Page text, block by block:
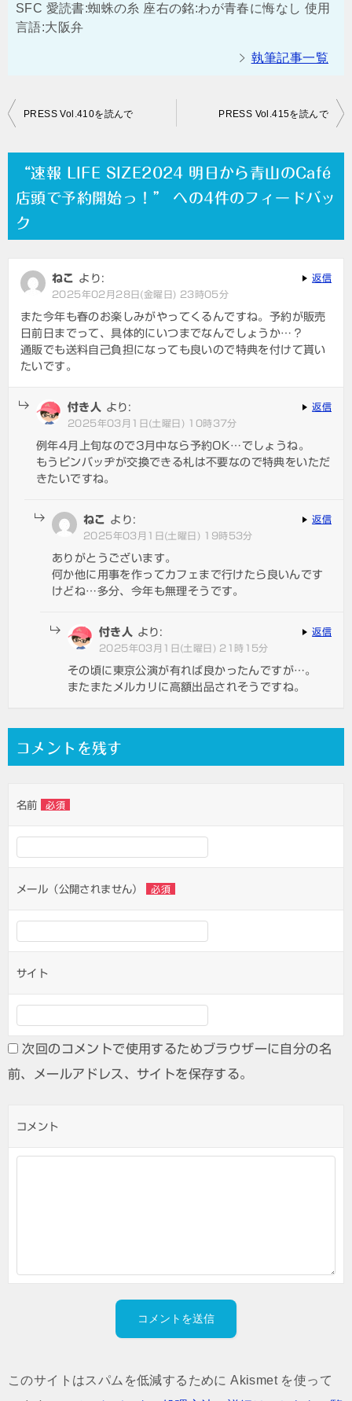
SFC 愛読書:蜘蛛の糸 座右の銘:わが青春に悔なし 使用
言語:大阪弁
執筆記事一覧
投
ー
ョ
ン
PRESS Vol.410を読んで PRESS Vol.415を読んで
“速報 LIFE SIZE2024 明日から青山のCafé
店頭で予約開始っ！” への4件のフィードバッ
ク
ねこ より:
2025年02月28日(金曜日) 23時05分
また今年も春のお楽しみがやってくるんですね。予約が販売
日前日までって、具体的にいつまでなんでしょうか…？
通販でも送料自己負担になっても良いので特典を付けて貰い
たいです。
返信
付き人 より:
2025年03月1日(土曜日) 10時37分
例年4月上旬なので3月中なら予約OK…でしょうね。
もうピンバッヂが交換できる札は不要なので特典をいただ
きたいですね。
返信
ねこ より:
2025年03月1日(土曜日) 19時53分
ありがとうございます。
何か他に用事を作ってカフェまで行けたら良いんです
けどね…多分、今年も無理そうです。
返信
付き人 より:
2025年03月1日(土曜日) 21時15分
その頃に東京公演が有れば良かったんですが…。
またまたメルカリに高額出品されそうですね。
返信
コメントを残す
名前 必須
メール（公開されません） 必須
サイト
次回のコメントで使用するためブラウザーに自分の名
前、メールアドレス、サイトを保存する。
コメント
このサイトはスパムを低減するために Akismet を使って